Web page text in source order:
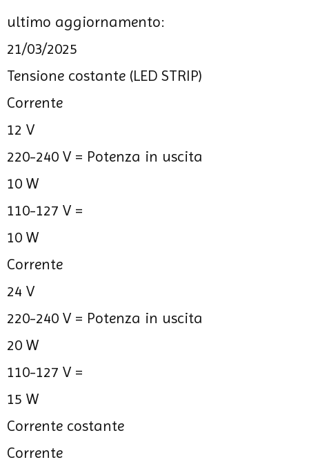
ultimo aggiornamento:
21/03/2025
Tensione costante (LED STRIP)
Corrente
12 V
220-240 V = Potenza in uscita
10 W
110-127 V =
10 W
Corrente
24 V
220-240 V = Potenza in uscita
20 W
110-127 V =
15 W
Corrente costante
Corrente